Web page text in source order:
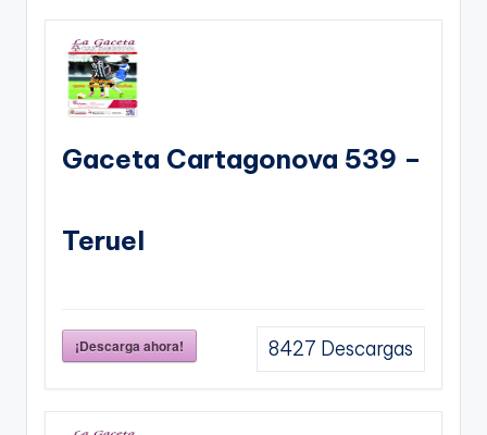
Gaceta Cartagonova 539 –
Teruel
¡Descarga ahora! 8427 Descargas